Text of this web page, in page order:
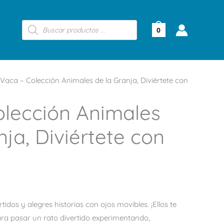
Búsqueda
de
productos
0
– Colección Animales de la Granja, Diviértete con
Animales
Diviértete con
y alegres historias con ojos movibles. ¡Ellos te
pasar un rato divertido experimentando,